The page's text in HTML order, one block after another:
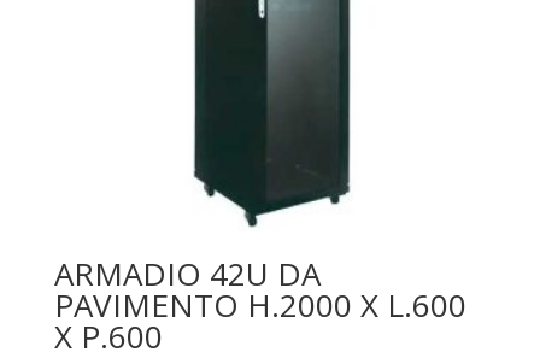
ARMADIO 42U DA
PAVIMENTO H.2000 X L.600
X P.600